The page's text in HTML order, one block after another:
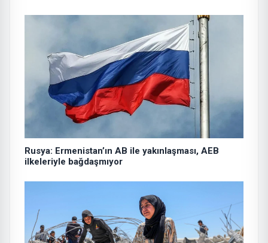
Rusya: Ermenistan’ın AB ile yakınlaşması, AEB
ilkeleriyle bağdaşmıyor